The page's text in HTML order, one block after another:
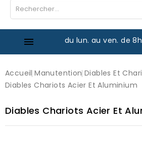
 du lun. au ven. de
Accueil Manutention Diables Et
Diables Chariots Acier Et Aluminium
Diables Chariots Acier Et